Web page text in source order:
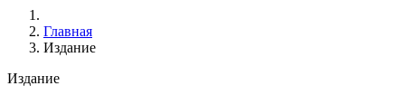
Главная
Издание
Издание